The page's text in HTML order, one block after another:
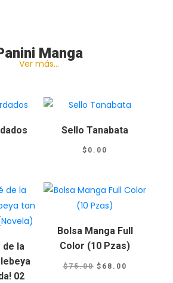
Manga
Ver más…
Sello Tanabata
$ 0.00
de la
02
Bolsa Manga Full
Color (10 Pzas)
$75.00 El
$ 68.00